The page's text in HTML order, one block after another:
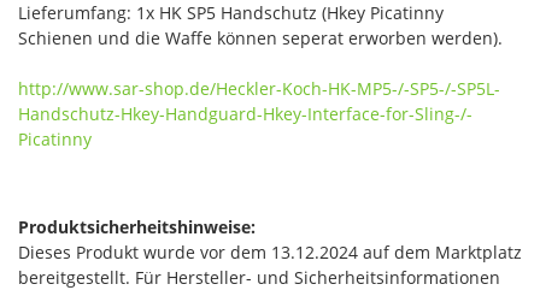
Lieferumfang: 1x HK SP5 Handschutz (Hkey Picatinny
Schienen und die Waffe können seperat erworben werden).
http://www.sar-shop.de/Heckler-Koch-HK-MP5-/-SP5-/-SP5L-
Handschutz-Hkey-Handguard-Hkey-Interface-for-Sling-/-
Picatinny
Produktsicherheitshinweise:
Dieses Produkt wurde vor dem 13.12.2024 auf dem Marktplatz
bereitgestellt. Für Hersteller- und Sicherheitsinformationen